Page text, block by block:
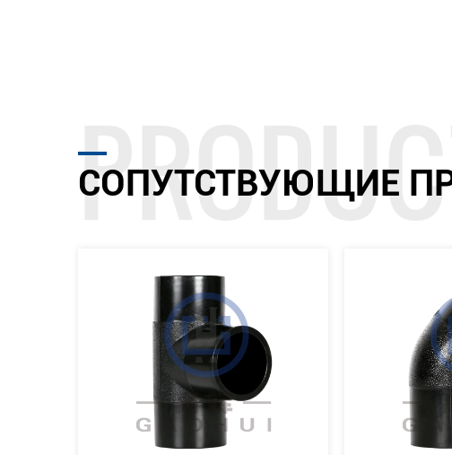
СОПУТСТВУЮЩИЕ